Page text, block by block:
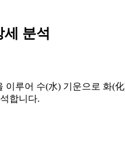
세 분석
이루어 수(水) 기운으로 화(
합니다.